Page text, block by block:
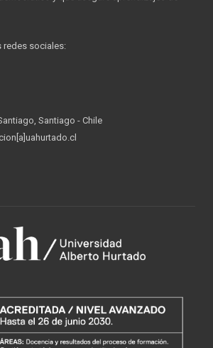
redes sociales:
Santiago - Chile